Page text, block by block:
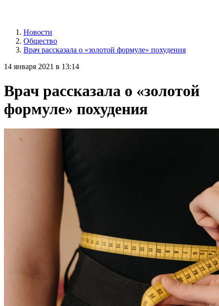
Новости
Общество
Врач рассказала о «золотой формуле» похудения
14 января 2021 в 13:14
Врач рассказала о «золотой
формуле» похудения